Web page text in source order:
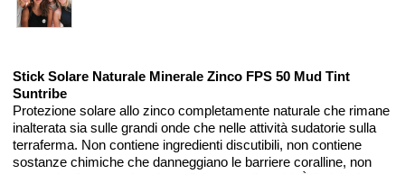
Stick Solare Naturale Minerale Zinco FPS 50 Mud Tint
Suntribe
Protezione solare allo zinco completamente naturale che rimane
inalterata sia sulle grandi onde che nelle attività sudatorie sulla
terraferma. Non contiene ingredienti discutibili, non contiene
sostanze chimiche che danneggiano le barriere coralline, non